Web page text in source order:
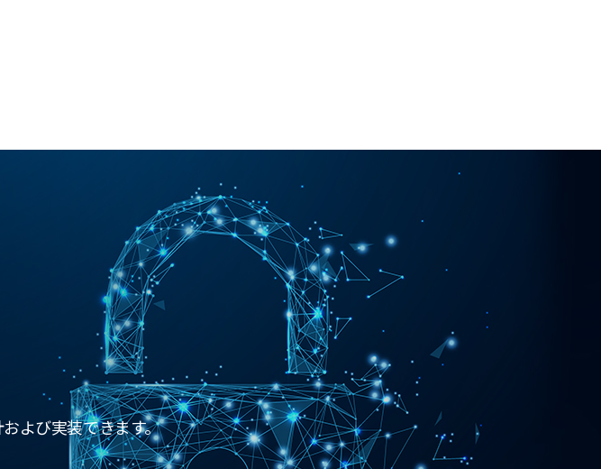
よび実装できます。